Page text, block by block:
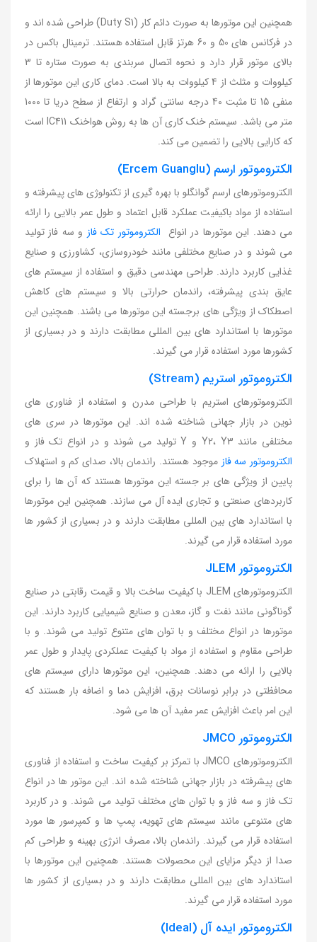
همچنین این موتورها به صورت دائم کار (Duty S1) طراحی شده اند و
در فرکانس های 50 و 60 هرتز قابل استفاده هستند. ترمینال باکس در
بالای موتور قرار دارد و نحوه اتصال سربندی به صورت ستاره تا 3
کیلووات و مثلث از 4 کیلووات به بالا است. دمای کاری این موتورها از
منفی 15 تا مثبت 40 درجه سانتی گراد و ارتفاع از سطح دریا تا 1000
متر می باشد. سیستم خنک کاری آن ها به روش هواخنک IC411 است
که کارایی بالایی را تضمین می کند.
الکتروموتور ارسم (Ercem Guanglu)
الکتروموتورهای ارسم گوانگلو با بهره گیری از تکنولوژی های پیشرفته و
استفاده از مواد باکیفیت عملکرد قابل اعتماد و طول عمر بالایی را ارائه
می دهند. این موتورها در انواع الکتروموتور تک فاز و سه فاز تولید
می شوند و در صنایع مختلفی مانند خودروسازی، کشاورزی و صنایع
غذایی کاربرد دارند. طراحی مهندسی دقیق و استفاده از سیستم های
عایق بندی پیشرفته، راندمان حرارتی بالا و سیستم های کاهش
اصطکاک از ویژگی های برجسته این موتورها می باشند. همچنین این
موتورها با استاندارد های بین المللی مطابقت دارند و در بسیاری از
کشورها مورد استفاده قرار می گیرند.
الکتروموتور استریم (Stream)
الکتروموتورهای استریم با طراحی مدرن و استفاده از فناوری های
نوین در بازار جهانی شناخته شده اند. این موتورها در سری های
مختلفی مانند Y2، Y3 و Y تولید می شوند و در انواع تک فاز و
الکتروموتور سه فاز موجود هستند. راندمان بالا، صدای کم و استهلاک
پایین از ویژگی های بر جسته این موتورها هستند که آن ها را برای
کاربردهای صنعتی و تجاری ایده آل می سازند. همچنین این موتورها
با استاندارد های بین المللی مطابقت دارند و در بسیاری از کشور ها
مورد استفاده قرار می گیرند.
الکتروموتور JLEM
الکتروموتورهای JLEM با کیفیت ساخت بالا و قیمت رقابتی در صنایع
گوناگونی مانند نفت و گاز، معدن و صنایع شیمیایی کاربرد دارند. این
موتورها در انواع مختلف و با توان های متنوع تولید می شوند. و با
طراحی مقاوم و استفاده از مواد با کیفیت عملکردی پایدار و طول عمر
بالایی را ارائه می دهند. همچنین، این موتورها دارای سیستم های
محافظتی در برابر نوسانات برق، افزایش دما و اضافه بار هستند که
این امر باعث افزایش عمر مفید آن ها می شود.
الکتروموتور JMCO
الکتروموتورهای JMCO با تمرکز بر کیفیت ساخت و استفاده از فناوری
های پیشرفته در بازار جهانی شناخته شده اند. این موتور ها در انواع
تک فاز و سه فاز و با توان های مختلف تولید می شوند. و در کاربرد
های متنوعی مانند سیستم های تهویه، پمپ ها و کمپرسور ها مورد
استفاده قرار می گیرند. راندمان بالا، مصرف انرژی بهینه و طراحی کم
صدا از دیگر مزایای این محصولات هستند. همچنین این موتورها با
استاندارد های بین المللی مطابقت دارند و در بسیاری از کشور ها
مورد استفاده قرار می گیرند.
الکتروموتور ایده آل (Ideal)